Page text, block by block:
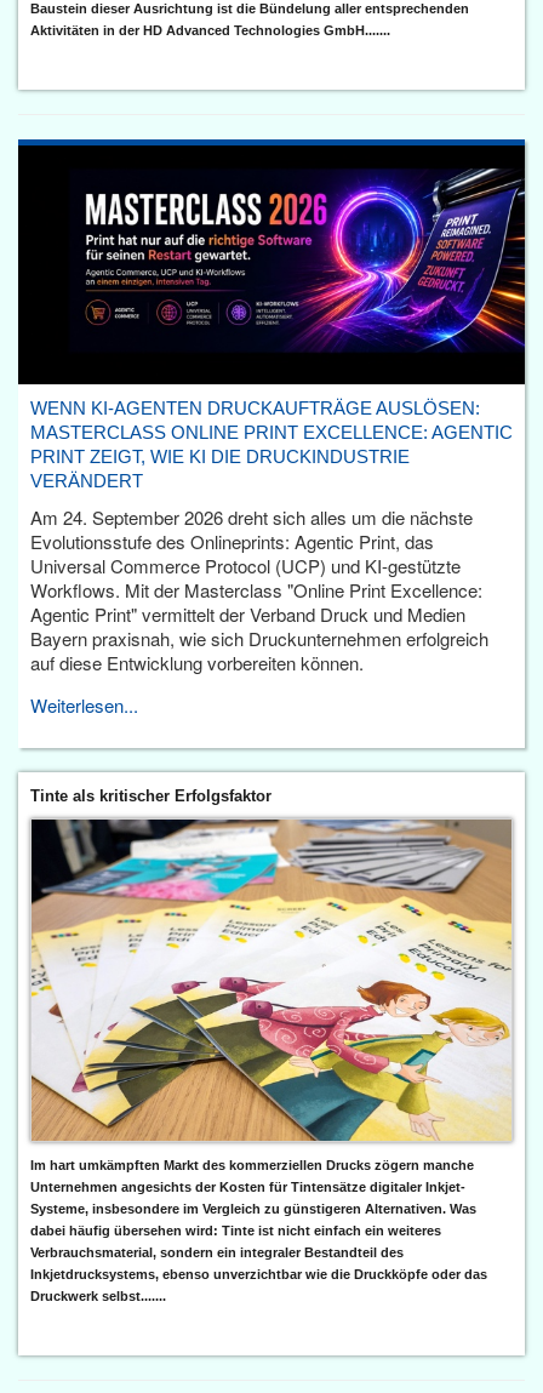
Baustein dieser Ausrichtung ist die Bündelung aller entsprechenden
Aktivitäten in der HD Advanced Technologies GmbH.......
WENN KI-AGENTEN DRUCKAUFTRÄGE AUSLÖSEN:
MASTERCLASS ONLINE PRINT EXCELLENCE: AGENTIC
PRINT ZEIGT, WIE KI DIE DRUCKINDUSTRIE
VERÄNDERT
Am 24. September 2026 dreht sich alles um die nächste
Evolutionsstufe des Onlineprints: Agentic Print, das
Universal Commerce Protocol (UCP) und KI-gestützte
Workflows. Mit der Masterclass "Online Print Excellence:
Agentic Print" vermittelt der Verband Druck und Medien
Bayern praxisnah, wie sich Druckunternehmen erfolgreich
auf diese Entwicklung vorbereiten können.
Weiterlesen...
Tinte als kritischer Erfolgsfaktor
Im hart umkämpften Markt des kommerziellen Drucks zögern manche
Unternehmen angesichts der Kosten für Tintensätze digitaler Inkjet-
Systeme, insbesondere im Vergleich zu günstigeren Alternativen. Was
dabei häufig übersehen wird: Tinte ist nicht einfach ein weiteres
Verbrauchsmaterial, sondern ein integraler Bestandteil des
Inkjetdrucksystems, ebenso unverzichtbar wie die Druckköpfe oder das
Druckwerk selbst.......